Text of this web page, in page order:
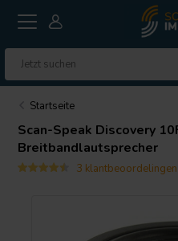
Startseite
Scan-Speak Discovery
Breitbandlautsprecher
3 klantbeoordelingen